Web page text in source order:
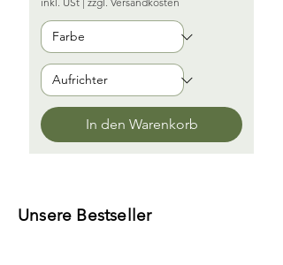
In den Warenkorb
Unsere Bestseller